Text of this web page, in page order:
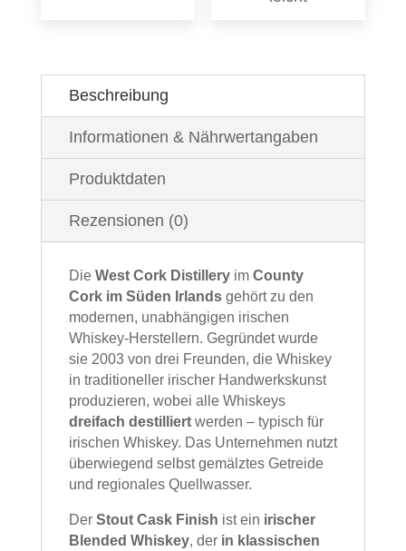
Beschreibung
Informationen & Nährwertangaben
Produktdaten
Rezensionen (0)
Die West Cork Distilleryim County
Cork im Süden Irlandsgehört zu den
modernen, unabhängigen irischen
Whiskey‑Herstellern. Gegründet wurde
sie 2003 von drei Freunden, die Whiskey
in traditioneller irischer Handwerkskunst
produzieren, wobei alle Whiskeys
dreifach destilliertwerden – typisch für
irischen Whiskey. Das Unternehmen nutzt
überwiegend selbst gemälztes Getreide
und regionales Quellwasser.
Der Stout Cask Finish ist ein irischer
Blended Whiskey, der in klassischen